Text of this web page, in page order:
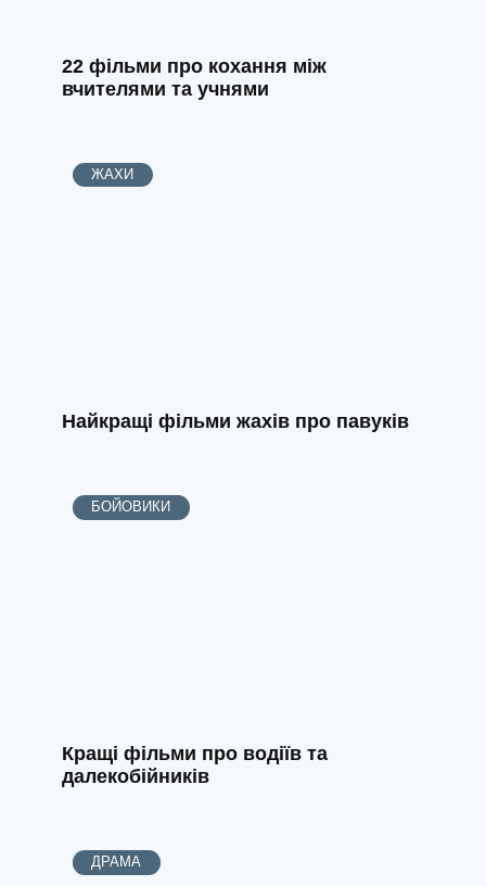
22 фільми про кохання між
вчителями та учнями
ЖАХИ
Найкращі фільми жахів про павуків
БОЙОВИКИ
Кращі фільми про водіїв та
далекобійників
ДРАМА